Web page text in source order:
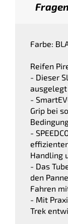
Farbe:
Reifen
- Dieser
ausgelegt
-
Grip bei
-
Handling
- Das
den
Fahren
- Mit
Trek